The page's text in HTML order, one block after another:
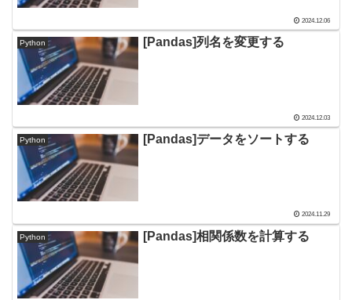
2024.12.06
Python [Pandas]列名を変更する
2024.12.03
Python [Pandas]データをソートする
2024.11.29
Python [Pandas]相関係数を計算する